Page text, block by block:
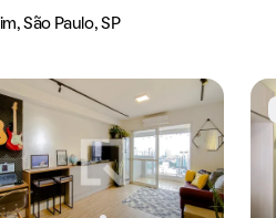
São Paulo, SP